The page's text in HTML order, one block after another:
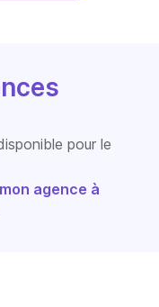
pour le
agence à